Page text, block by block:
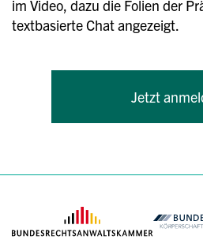
im Video, dazu die Folien der
textbasierte Chat angezeigt.
Jetzt